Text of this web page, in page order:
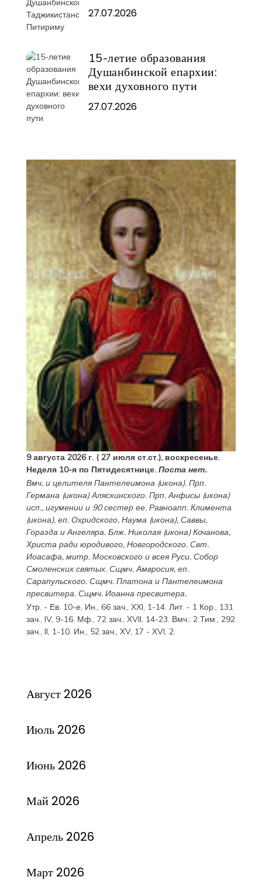
27.07.2026
15-летие образования
Душанбинской епархии:
вехи духовного пути
27.07.2026
9 августа 2026 г. ( 27 июля ст.ст.), воскресенье.
Неделя 10-я по Пятидесятнице. Поста нет.
Вмч. и целителя Пантелеимона(икона). Прп.
Германа(икона) Аляскинского. Прп.Анфисы(икона)
исп., игумении и 90 сестер ее. Равноапп. Климента
(икона), еп. Охридского, Наума(икона), Саввы,
ГораздаиАнгеляра. Блж. Николая(икона) Кочанова,
Христа ради юродивого, Новгородского. Свт.
Иоасафа, митр. Московского и всея Руси. Собор
Смоленских святых. Сщмч.Амвросия, еп.
Сарапульского. Сщмч. Платонаи Пантелеимона
пресвитера. Сщмч. Иоаннапресвитера.
Утр. - Ев. 10-е, Ин., 66 зач., XXI, 1-14. Лит. - 1 Кор., 131
зач., IV, 9-16. Мф., 72 зач., XVII, 14-23. Вмч.: 2 Тим., 292
зач., II, 1-10. Ин., 52 зач., XV, 17 - XVI, 2.
Август 2026
Июль 2026
Июнь 2026
Май 2026
Апрель 2026
Март 2026